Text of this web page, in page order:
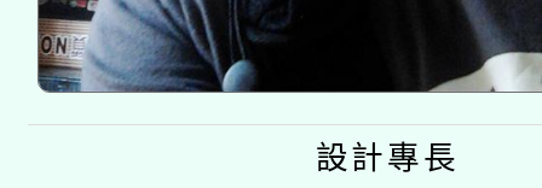
設計專長